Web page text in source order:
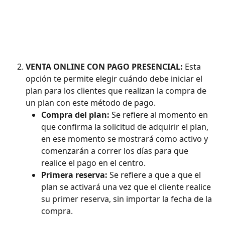
VENTA ONLINE CON PAGO PRESENCIAL: Esta
opción te permite elegir cuándo debe iniciar el
plan para los clientes que realizan la compra de
un plan con este método de pago.
Compra del plan: Se refiere al momento en
que confirma la solicitud de adquirir el plan,
en ese momento se mostrará como activo y
comenzarán a correr los días para que
realice el pago en el centro.
Primera reserva: Se refiere a que a que el
plan se activará una vez que el cliente realice
su primer reserva, sin importar la fecha de la
compra.